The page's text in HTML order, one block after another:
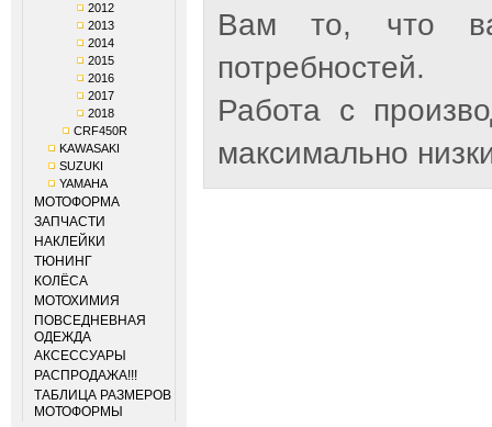
2012
2013
2014
2015
2016
2017
2018
CRF450R
KAWASAKI
SUZUKI
YAMAHA
МОТОФОРМА
ЗАПЧАСТИ
НАКЛЕЙКИ
ТЮНИНГ
КОЛЁСА
МОТОХИМИЯ
ПОВСЕДНЕВНАЯ
ОДЕЖДА
АКСЕССУАРЫ
РАСПРОДАЖА!!!
ТАБЛИЦА РАЗМЕРОВ
МОТОФОРМЫ
Вам то, что
потребностей.
Работа с
максимально